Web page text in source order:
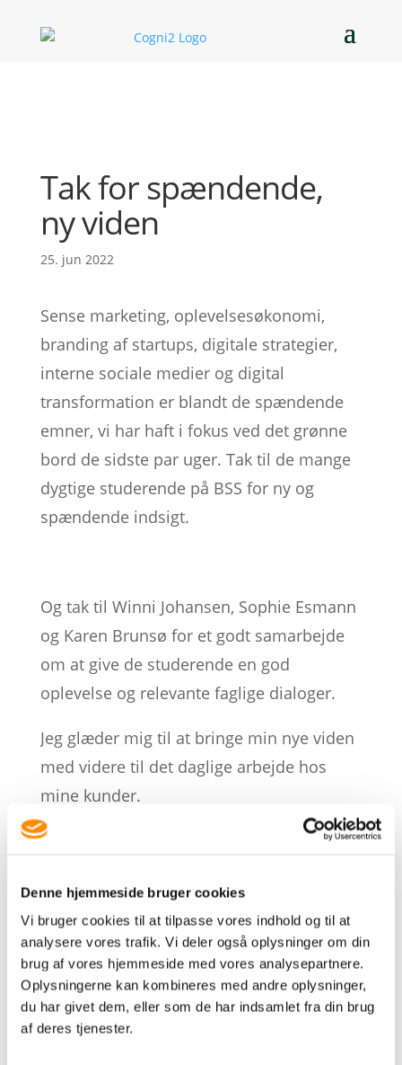
Denne hjemmeside bruger cookies
Vi bruger cookies til at tilpasse vores indhold og til at
analysere vores trafik. Vi deler også oplysninger om din
brug af vores hjemmeside med vores analysepartnere.
Oplysningerne kan kombineres med andre oplysninger,
du har givet dem, eller som de har indsamlet fra din brug
af deres tjenester.
Tak for spændende,
ny viden
25. jun 2022
Sense marketing, oplevelsesøkonomi,
branding af startups, digitale strategier,
interne sociale medier og digital
transformation er blandt de spændende
emner, vi har haft i fokus ved det grønne
bord de sidste par uger. Tak til de mange
dygtige studerende på BSS for ny og
spændende indsigt.
Og tak til Winni Johansen, Sophie Esmann
og Karen Brunsø for et godt samarbejde
om at give de studerende en god
oplevelse og relevante faglige dialoger.
Jeg glæder mig til at bringe min nye viden
med videre til det daglige arbejde hos
mine kunder.
Mit sommerønske er flere
gode samtaler
jul 3, 2026
Vi taler mindre og mindre sammen.